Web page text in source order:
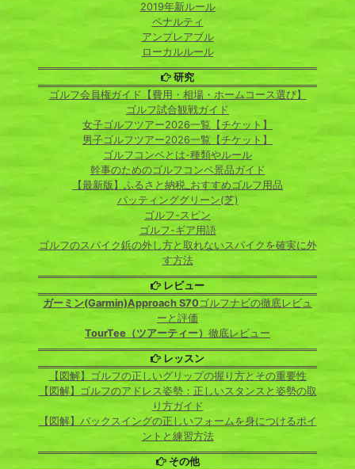
2019年新ルール
ペナルティ
アンプレアブル
ローカルルール
研究
ゴルフ会員権ガイド【費用・相場・ホームコース選び】
ゴルフ試合観戦ガイド
女子ゴルフツアー2026一覧【チケット】
男子ゴルフツアー2026一覧【チケット】
ゴルフコンペとは-種類やルール
幹事のためのゴルフコンペ景品ガイド
【最新版】ふるさと納税_おすすめゴルフ用品
パッティンググリーン(芝)
ゴルフ-スピン
ゴルフ-ギア用語
ゴルフのスパイク鋲の外し方と取れないスパイクを確実に外
す方法
レビュー
ガーミン(Garmin)Approach S70ゴルフナビの徹底レビュ
ーと評価
TourTee（ツアーティー） 徹底レビュー
レッスン
【図解】ゴルフの正しいグリップの握り方とその重要性
【図解】ゴルフのアドレス姿勢：正しいスタンスと姿勢の取
り方ガイド
【図解】バックスイングの正しいフォームを身につけるポイ
ントと練習方法
その他